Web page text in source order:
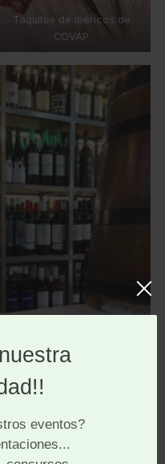
Taquitos de ibéricos de
COVAP